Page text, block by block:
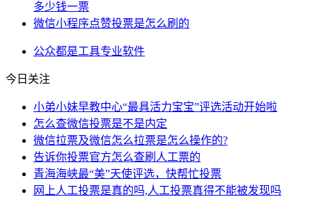
多少钱一票
微信小程序点赞投票是怎么刷的
公众都是工具专业软件
今日关注
小弟小妹早教中心“最具活力宝宝”评选活动开始啦
怎么查微信投票是不是内定
微信拉票及微信怎么拉票是怎么操作的?
告诉你投票官方怎么查刷人工票的
青海海峡最“美”天使评选，快帮忙投票
网上人工投票是真的吗,人工投票真得不能被发现吗